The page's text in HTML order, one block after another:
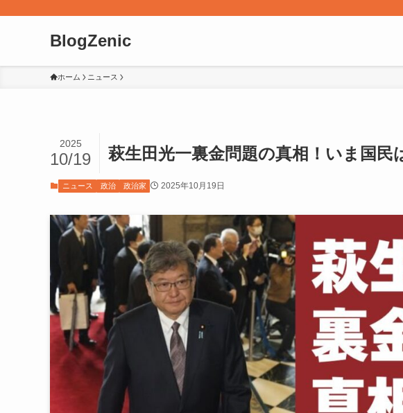
BlogZenic
ホーム ニュース
萩生田光一裏金問題の真相！いま国民
2025
10/19
ニュース 政治 政治家 2025年10月19日